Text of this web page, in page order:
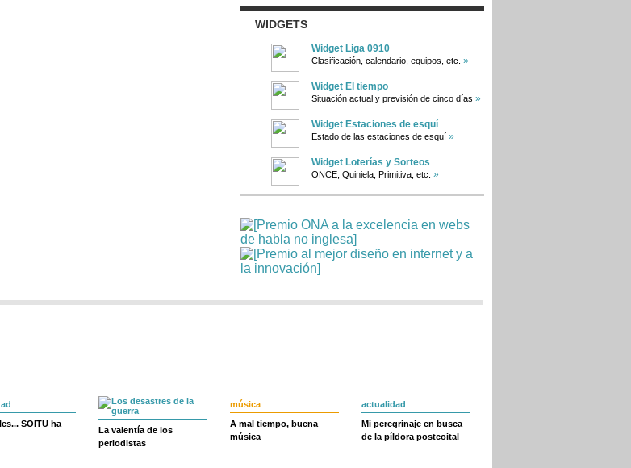
WIDGETS
Widget Liga 0910
Clasificación, calendario, equipos, etc. »
Widget El tiempo
Situación actual y previsión de cinco días »
Widget Estaciones de esquí
Estado de las estaciones de esquí »
Widget Loterías y Sorteos
ONCE, Quiniela, Primitiva, etc. »
SOITU ha
La valentía de los
periodistas
música
A mal tiempo, buena
música
actualidad
Mi peregrinaje en busca
de la píldora postcoital